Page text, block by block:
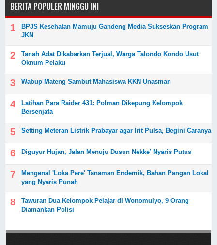
BERITA POPULER MINGGU INI
BPJS Kesehatan Mamuju Gandeng Media Sukseskan Program
JKN
Tanah Adat Dikabarkan Terjual, Warga Talondo Kondo Usut
Oknum Pelaku
Wabup Mateng Sambut Mahasiswa KKN Unasman
Latihan Para Raider 431: Polman Dikepung Kelompok
Bersenjata
Setting Meteran Listrik Prabayar agar Irit Pulsa, Begini Caranya
Diguyur Hujan, Jalan Menuju Dusun Nekke’ Nyaris Putus
Mengenal 'Loka Pere' Tanaman Endemik, Bahan Pangan Lokal
yang Nyaris Punah
Tawuran Dua Kelompok Pelajar di Wonomulyo, 9 Orang
Diamankan Polisi